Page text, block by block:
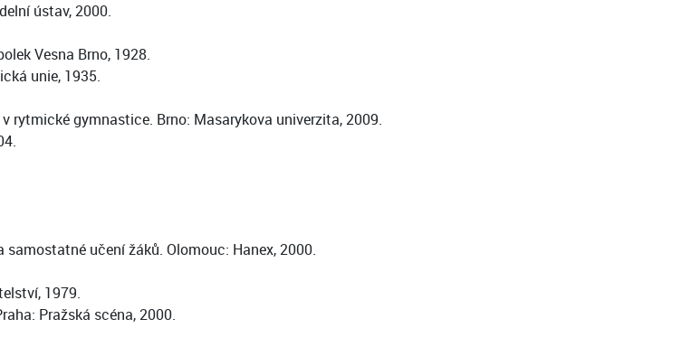
ústav, 2000.
Vesna Brno, 1928.
unie, 1935.
rytmické gymnastice. Brno: Masarykova univerzita, 2009.
samostatné učení žáků. Olomouc: Hanex, 2000.
1979.
Pražská scéna, 2000.